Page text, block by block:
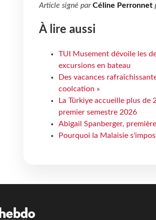
Article signé parCéline Perronnet
À lire aussi
TUI Musement dévoile les
excursions en bateau
Des vacances
coolcation »
La Türkiye accueille plus
premier semestre 2026
Abigail Spanberger,
Pourquoi la Malaisie